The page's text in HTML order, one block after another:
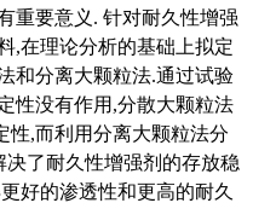
重要意义 . 针对耐久性增强
,在理论分析的基础上拟定
和分离大颗粒法.通过试验
性没有作用 ,分散大颗粒法
性,而利用分离大颗粒法分
决了耐久性增强剂的存放稳
好的渗透性和更高的耐久